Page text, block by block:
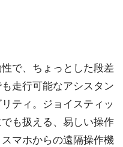
で、ちょっとした段差
走行可能なアシスタン
リティ。ジョイスティッ
も扱える、易しい操作
マホからの遠隔操作機